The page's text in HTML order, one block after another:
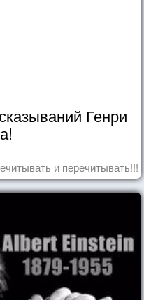
Генри
и перечитывать!!!